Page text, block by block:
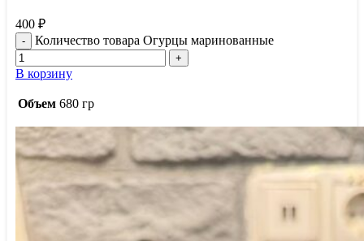
400 ₽
Количество товара Огурцы маринованные
В корзину
Объем 680 гр